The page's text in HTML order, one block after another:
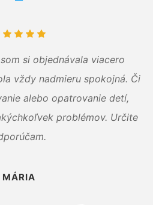
si objednávala viacero
vždy nadmieru spokojná. Či
alebo opatrovanie detí,
problémov. Určite
MÁRIA